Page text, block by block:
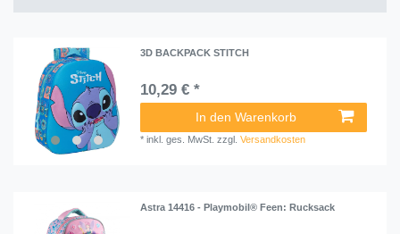
3D BACKPACK STITCH
10,29 € *
In den Warenkorb
*inkl. ges. MwSt. zzgl.Versandkosten
Astra 14416 - Playmobil® Feen: Rucksack